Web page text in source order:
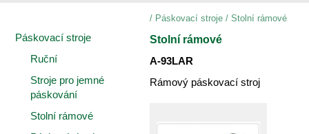
Páskovací stroje
Ruční
Stroje pro jemné
páskování
Stolní rámové
/ Páskovací stroje / Stolní rámové
Stolní rámové
A-93LAR
Rámový páskovací stroj